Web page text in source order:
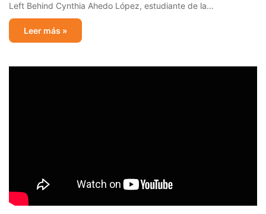
Left Behind Cynthia Ahedo López, estudiante de la…
Leer más »